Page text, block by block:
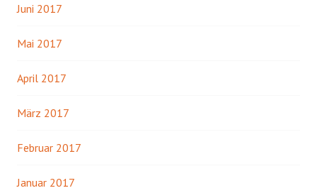
Juni 2017
Mai 2017
April 2017
März 2017
Februar 2017
Januar 2017